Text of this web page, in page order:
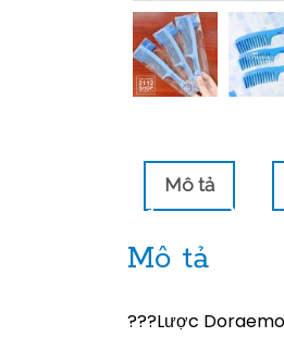
Mô tả
Mô tả
???Lược